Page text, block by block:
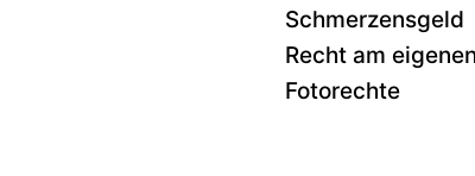
Schmerzensgeld
Recht am
Fotorechte